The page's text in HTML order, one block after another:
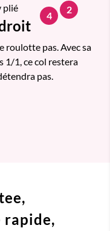
roulotte pas. Avec sa
1/1, ce col restera
pas.
2
4
rapide,